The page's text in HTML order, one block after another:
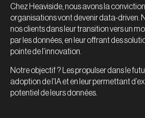
Chez Heaviside, nous avons la
organisations vont devenir data-driven.
nos clients dans leur transition vers un
par les données, en leur offrant des
pointe de l’innovation.
Notre objectif ? Les propulser dans le
adoption de l’IA et en leur permettant
potentiel de leurs données.